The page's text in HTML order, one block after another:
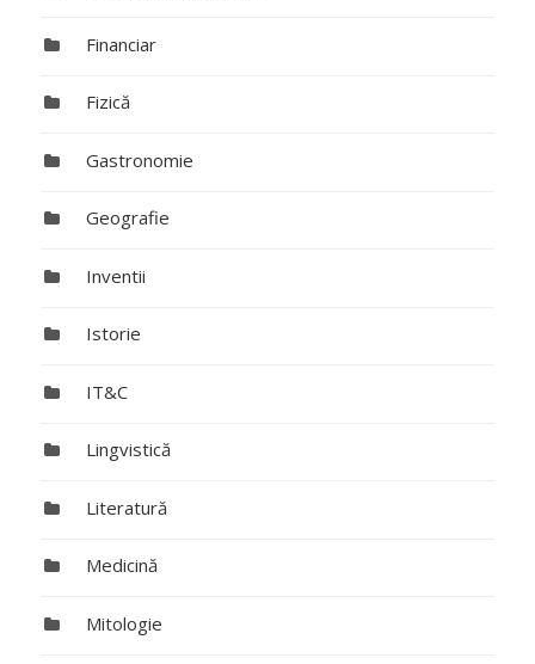
Financiar
Fizică
Gastronomie
Geografie
Inventii
Istorie
IT&C
Lingvistică
Literatură
Medicină
Mitologie